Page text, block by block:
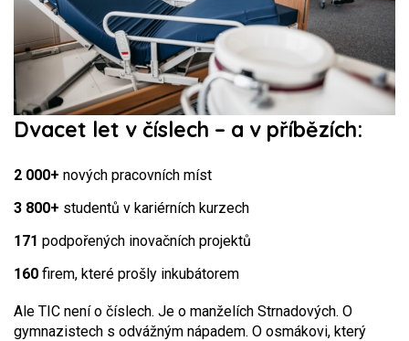
Dvacet let v číslech – a v příbězích:
2 000+ nových pracovních míst
3 800+ studentů v kariérních kurzech
171 podpořených inovačních projektů
160 firem, které prošly inkubátorem
Ale TIC není o číslech. Je o manželích Strnadových. O
gymnazistech s odvážným nápadem. O osmákovi, který